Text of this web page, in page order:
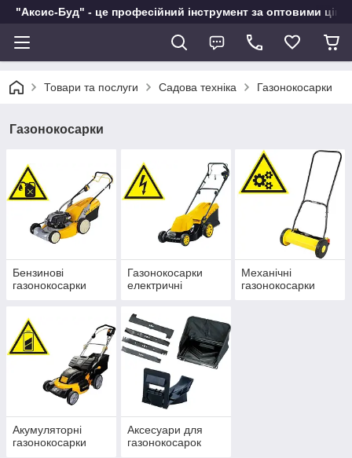
"Аксис-Буд" - це професійний інструмент за оптовими
Товари та послуги Садова техніка Газонокосарки
Газонокосарки
Бензинові
газонокосарки
Газонокосарки
електричні
Механічні
газонокосарки
Акумуляторні
газонокосарки
Аксесуари для
газонокосарок